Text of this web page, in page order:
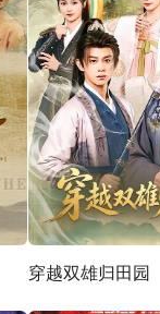
穿越双雄归田园